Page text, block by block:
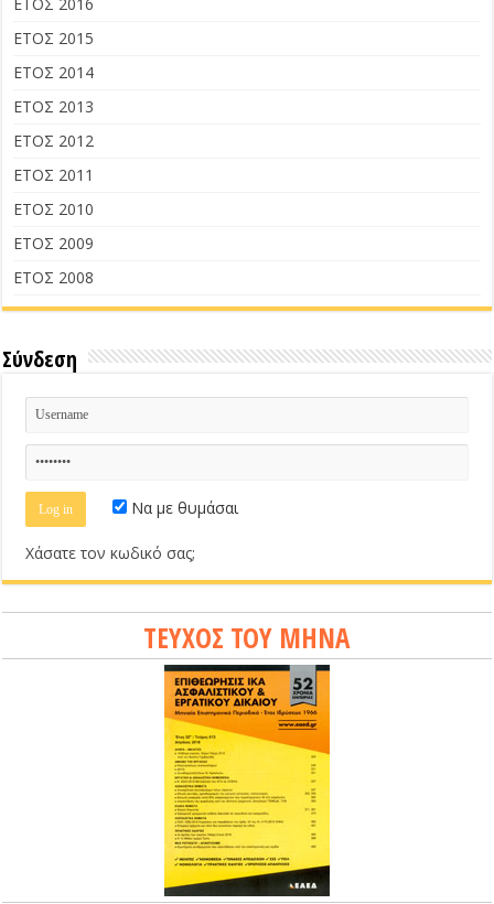
ΕΤΟΣ 2016
ΕΤΟΣ 2015
ΕΤΟΣ 2014
ΕΤΟΣ 2013
ΕΤΟΣ 2012
ΕΤΟΣ 2011
ΕΤΟΣ 2010
ΕΤΟΣ 2009
ΕΤΟΣ 2008
Σύνδεση
Να με θυμάσαι
Χάσατε τον κωδικό σας;
ΤΕΥΧΟΣ ΤΟΥ ΜΗΝΑ